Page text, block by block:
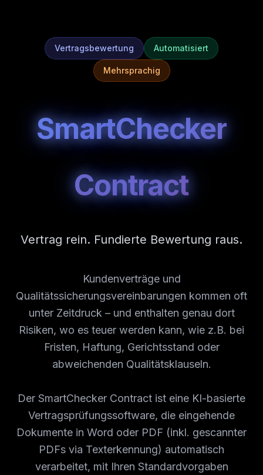
Vertragsbewertung Automatisiert
Mehrsprachig
SmartChecker
Contract
Vertrag rein. Fundierte Bewertung raus.
Kundenverträge und
Qualitätssicherungsvereinbarungen kommen oft
unter Zeitdruck – und enthalten genau dort
Risiken, wo es teuer werden kann, wie z.B. bei
Fristen, Haftung, Gerichtsstand oder
abweichenden Qualitätsklauseln.
Der SmartChecker Contract ist eine KI-basierte
Vertragsprüfungssoftware, die eingehende
Dokumente in Word oder PDF (inkl. gescannter
PDFs via Texterkennung) automatisch
verarbeitet, mit Ihren Standardvorgaben